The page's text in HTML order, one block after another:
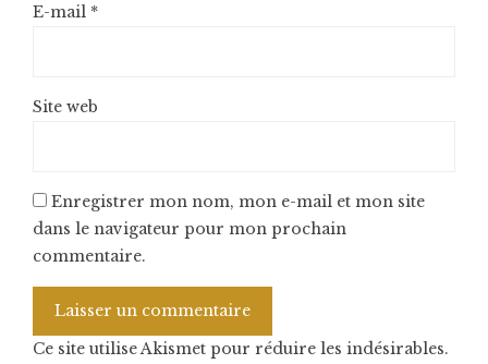
E-mail *
Site web
Enregistrer mon nom, mon e-mail et mon site
dans le navigateur pour mon prochain
commentaire.
Ce site utilise Akismet pour réduire les indésirables.